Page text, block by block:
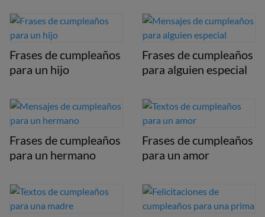
Frases de cumpleaños
para un hijo
Frases de cumpleaños
para alguien especial
Frases de cumpleaños
para un hermano
Frases de cumpleaños
para un amor